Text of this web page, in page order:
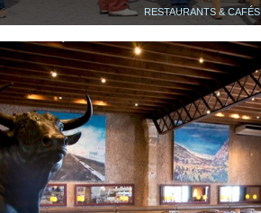
RESTAURANTS & CAFÉS